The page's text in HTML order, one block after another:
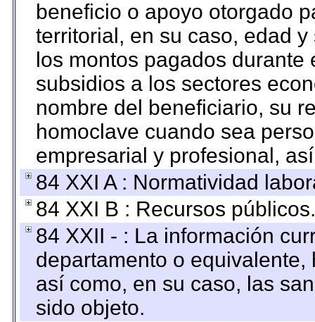
beneficio o apoyo otorgado
territorial, en su caso, edad
los montos pagados
subsidios a los sectores
nombre del beneficiario, su
homoclave cuando sea
empresarial y profesional,
84 XXI A : Normatividad
84 XXI B : Recursos públicos.
84 XXII - : La información
departamento o
así como, en su caso, las
sido objeto.